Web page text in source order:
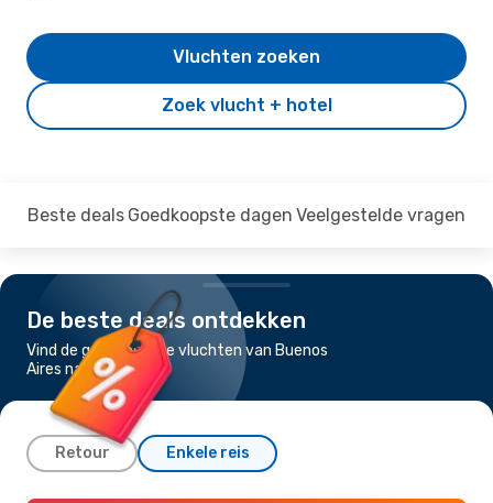
Zoek vlucht + hotel
Vluchten zoeken
Beste deals Goedkoopste dagen Veelgestelde vragen
De beste deals ontdekken
Vind de goedkoopste vluchten van Buenos
Aires naar Ushuaia
Retour Enkele reis